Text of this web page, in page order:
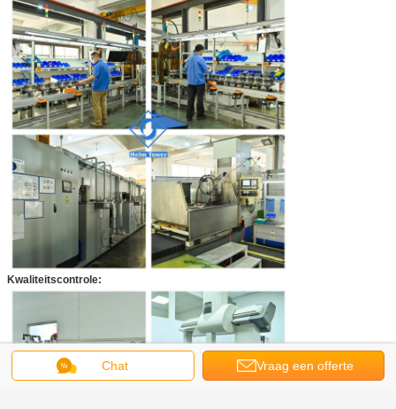
Kwaliteitscontrole:
Chat Vraag een offerte